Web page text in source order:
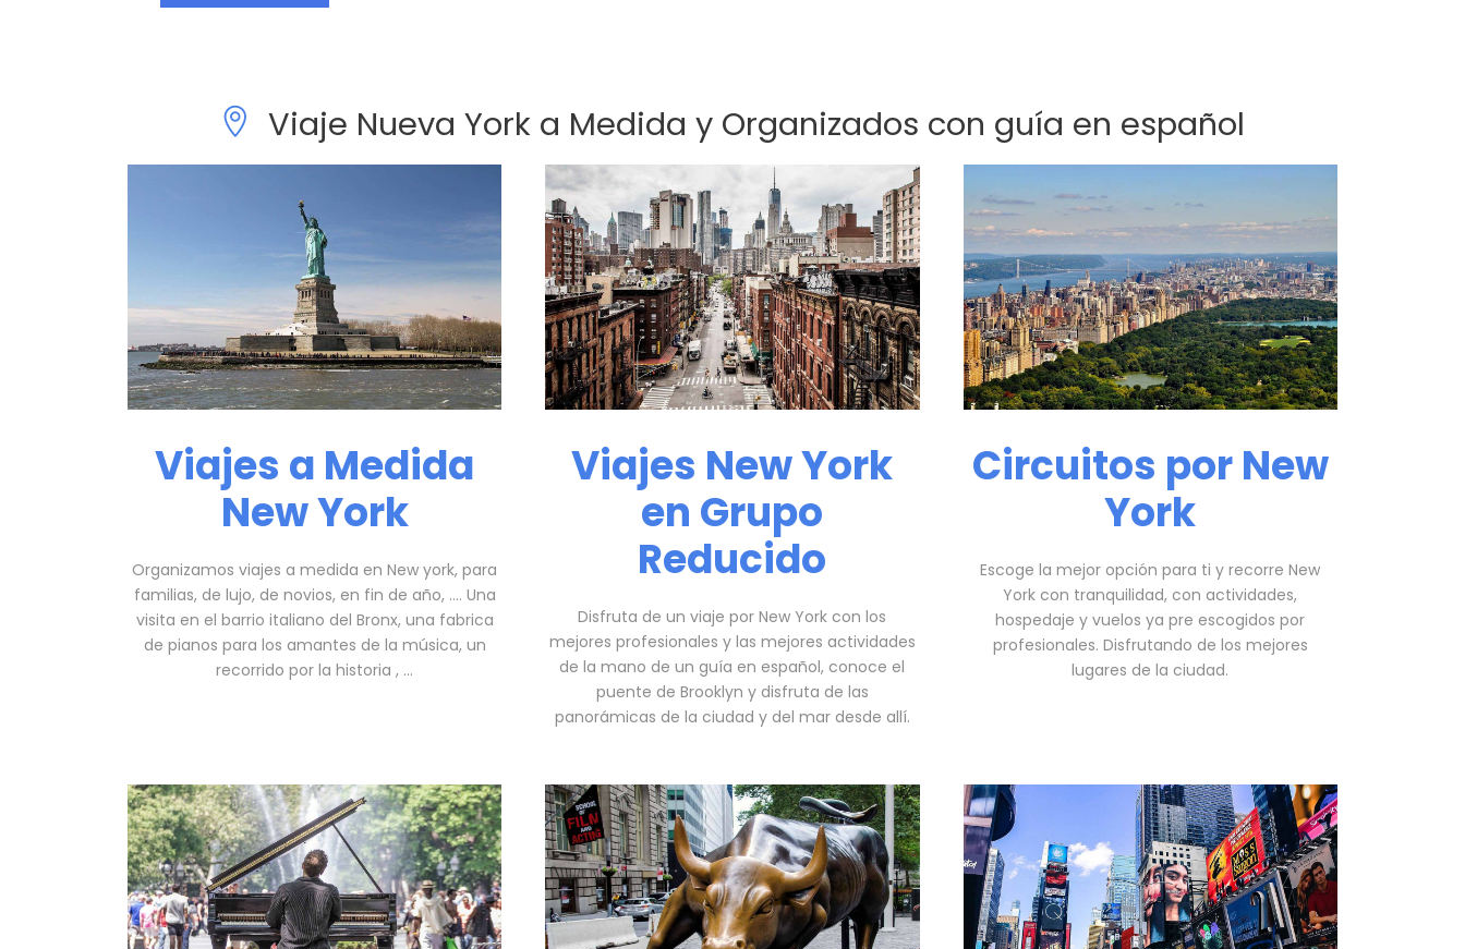
Viaje Nueva York a Medida y Organizados con guía en español
Viajes a Medida
New York
Organizamos viajes a medida en New york, para
familias, de lujo, de novios, en fin de año, …. Una
visita en el barrio italiano del Bronx, una fabrica
de pianos para los amantes de la música, un
recorrido por la historia , …
Viajes New York
en Grupo
Reducido
Disfruta de un viaje por New York con los
mejores profesionales y las mejores actividades
de la mano de un guía en español, conoce el
puente de Brooklyn y disfruta de las
panorámicas de la ciudad y del mar desde allí.
Circuitos por New
York
Escoge la mejor opción para ti y recorre New
York con tranquilidad, con actividades,
hospedaje y vuelos ya pre escogidos por
profesionales. Disfrutando de los mejores
lugares de la ciudad.